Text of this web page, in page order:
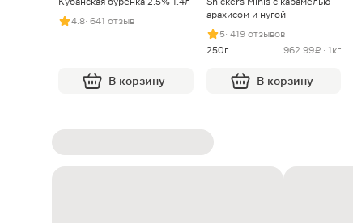
4.8· 641 отзыв
В корзину
арахисом и нугой
5· 419 отзывов
250г
962.99 ₽ · 1кг
В корзину